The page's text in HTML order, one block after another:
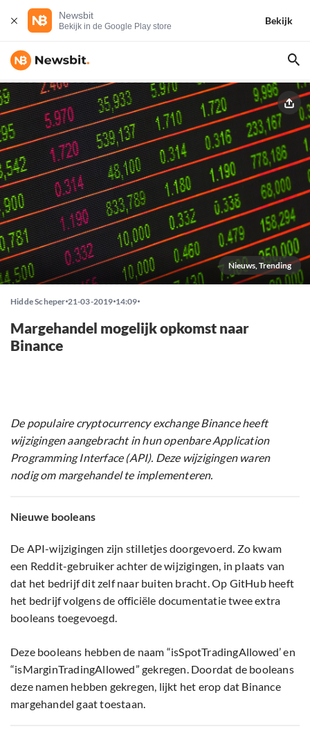
Newsbit
Bekijk in de Google Play store
Bekijk
Nieuws, Trending
Hidde Scheper 21-03-2019 14:09
Margehandel mogelijk opkomst naar
Binance
De populaire cryptocurrency exchange Binance heeft
wijzigingen aangebracht in hun openbare Application
Programming Interface (API). Deze wijzigingen waren
nodig om margehandel te implementeren.
Nieuwe booleans
De API-wijzigingen zijn stilletjes doorgevoerd. Zo kwam
een Reddit-gebruiker achter de wijzigingen, in plaats van
dat het bedrijf dit zelf naar buiten bracht. Op GitHub heeft
het bedrijf volgens de officiële documentatie twee extra
booleans toegevoegd.
Deze booleans hebben de naam “isSpotTradingAllowed’ en
“isMarginTradingAllowed” gekregen. Doordat de booleans
deze namen hebben gekregen, lijkt het erop dat Binance
margehandel gaat toestaan.